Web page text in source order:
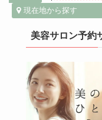
現在地から探す
美容サロン予約